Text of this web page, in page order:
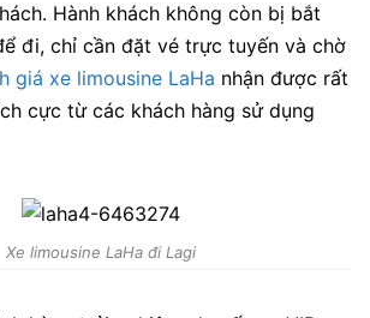
Hành khách không còn bị bắt
đi, chỉ cần đặt vé trực tuyến và chờ
giá xe limousine LaHa nhận được rất
cực từ các khách hàng sử dụng
Xe limousine LaHa đi Lagi